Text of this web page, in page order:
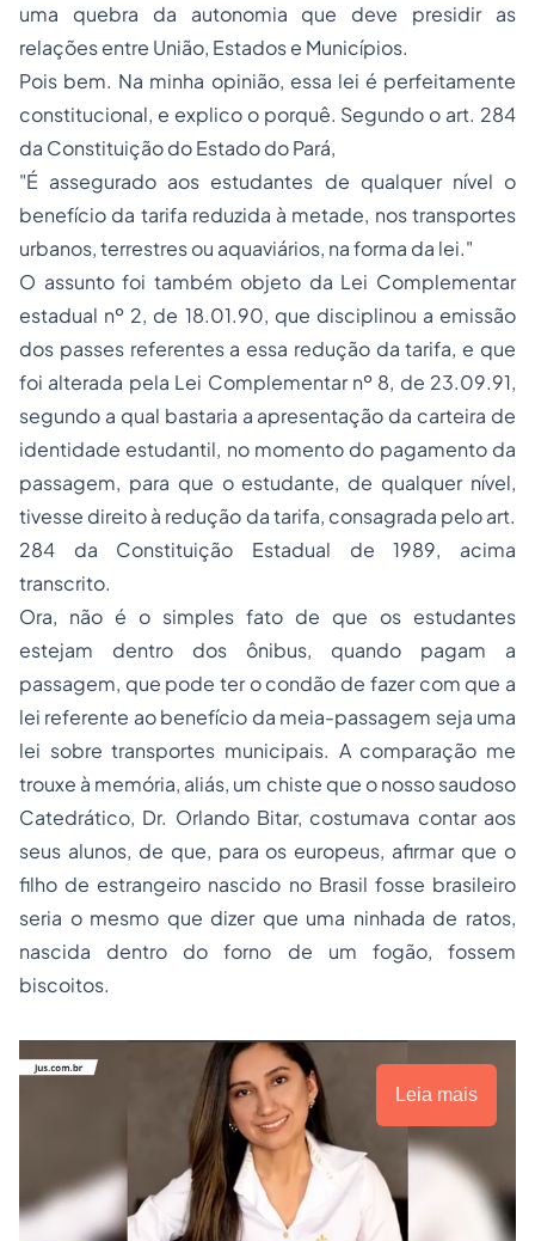
uma quebra da autonomia que deve presidir as
relações entre União, Estados e Municípios.
Pois bem. Na minha opinião, essa lei é perfeitamente
constitucional, e explico o porquê. Segundo o art. 284
da Constituição do Estado do Pará,
"É assegurado aos estudantes de qualquer nível o
benefício da tarifa reduzida à metade, nos transportes
urbanos, terrestres ou aquaviários, na forma da lei."
O assunto foi também objeto da Lei Complementar
estadual nº 2, de 18.01.90, que disciplinou a emissão
dos passes referentes a essa redução da tarifa, e que
foi alterada pela Lei Complementar nº 8, de 23.09.91,
segundo a qual bastaria a apresentação da carteira de
identidade estudantil, no momento do pagamento da
passagem, para que o estudante, de qualquer nível,
tivesse direito à redução da tarifa, consagrada pelo art.
284 da Constituição Estadual de 1989, acima
transcrito.
Ora, não é o simples fato de que os estudantes
estejam dentro dos ônibus, quando pagam a
passagem, que pode ter o condão de fazer com que a
lei referente ao benefício da meia-passagem seja uma
lei sobre transportes municipais. A comparação me
trouxe à memória, aliás, um chiste que o nosso saudoso
Catedrático, Dr. Orlando Bitar, costumava contar aos
seus alunos, de que, para os europeus, afirmar que o
filho de estrangeiro nascido no Brasil fosse brasileiro
seria o mesmo que dizer que uma ninhada de ratos,
nascida dentro do forno de um fogão, fossem
biscoitos.
Leia mais